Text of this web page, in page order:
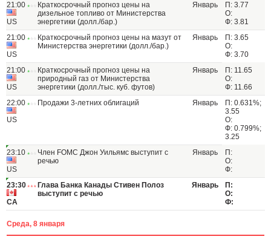
21:00
US
Краткосрочный прогноз цены на
дизельное топливо от Министерства
энергетики (долл./бар.)
Январь
П: 3.77
О:
Ф: 3.81
21:00
US
Краткосрочный прогноз цены на мазут от
Министерства энергетики (долл./бар.)
Январь
П: 3.65
О:
Ф: 3.70
21:00
US
Краткосрочный прогноз цены на
природный газ от Министерства
энергетики (долл./тыс. куб. футов)
Январь
П: 11.65
О:
Ф: 11.66
22:00
US
Продажи 3-летних облигаций Январь
П: 0.631%;
3.55
О:
Ф: 0.799%;
3.25
23:10
US
Член FOMC Джон Уильямс выступит с
речью
Январь
П:
О:
Ф:
23:30
CA
Глава Банка Канады Стивен Полоз
выступит с речью
Январь
П:
О:
Ф:
Среда, 8 января